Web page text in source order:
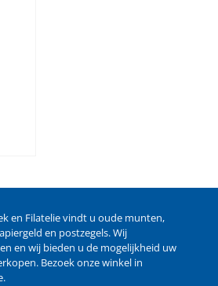
en Filatelie vindt u oude munten,
en postzegels. Wij
en wij bieden u de mogelijkheid uw
. Bezoek onze winkel in